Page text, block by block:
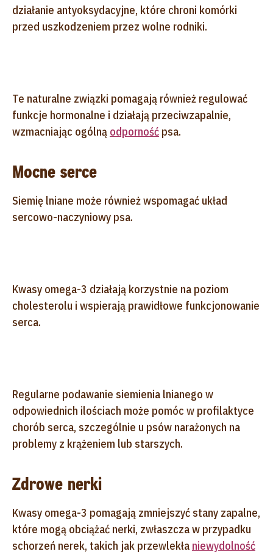
działanie antyoksydacyjne, które chroni komórki
przed uszkodzeniem przez wolne rodniki.
Te naturalne związki pomagają również regulować
funkcje hormonalne i działają przeciwzapalnie,
wzmacniając ogólną odporność psa.
Mocne serce
Siemię lniane może również wspomagać układ
sercowo-naczyniowy psa.
Kwasy omega-3 działają korzystnie na poziom
cholesterolu i wspierają prawidłowe funkcjonowanie
serca.
Regularne podawanie siemienia lnianego w
odpowiednich ilościach może pomóc w profilaktyce
chorób serca, szczególnie u psów narażonych na
problemy z krążeniem lub starszych.
Zdrowe nerki
Kwasy omega-3 pomagają zmniejszyć stany zapalne,
które mogą obciążać nerki, zwłaszcza w przypadku
schorzeń nerek, takich jak przewlekła niewydolność